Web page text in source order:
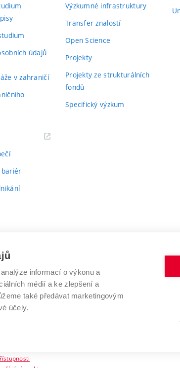
údajů
v zahraničí
bariér
Výzkumné infrastruktury
Transfer znalostí
Open Science
Projekty
Projekty ze strukturálních
fondů
Specifický výzkum
TECHNICKÉ V BRNĚ
1
www.vut.cz
informací o výkonu a
médií a ke zlepšení a
také předávat marketingovým
účely.